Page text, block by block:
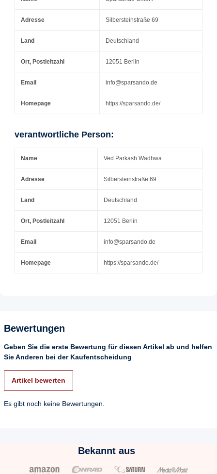
Adresse Silbersteinstraße 69
Land Deutschland
Ort, Postleitzahl 12051 Berlin
Email info@sparsando.de
Homepage https://sparsando.de/
verantwortliche Person:
Name Ved Parkash Wadhwa
Adresse Silbersteinstraße 69
Land Deutschland
Ort, Postleitzahl 12051 Berlin
Email info@sparsando.de
Homepage https://sparsando.de/
Bewertungen
Geben Sie die erste Bewertung für diesen Artikel ab und helfen
Sie Anderen bei der Kaufentscheidung
Artikel bewerten
Es gibt noch keine Bewertungen.
Bekannt aus